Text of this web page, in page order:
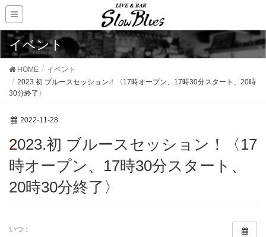
イベント
HOME
イベント
2023.初 ブルースセッション！〈17時オープン、17時30分スタート、20時
30分終了〉
2022-11-28
2023.初 ブルースセッション！〈17
時オープン、17時30分スタート、
20時30分終了〉
いつ：